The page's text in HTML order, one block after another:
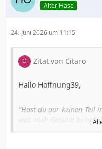
Alter Hase
24. Juni 2026 um 11:15
Zitat von Citaro
Hallo Hoffnung39,
"Hast du gar keinen Teil
was noch Gefühle bringt?"